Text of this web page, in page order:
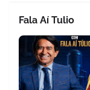
Fala Aí Tulio